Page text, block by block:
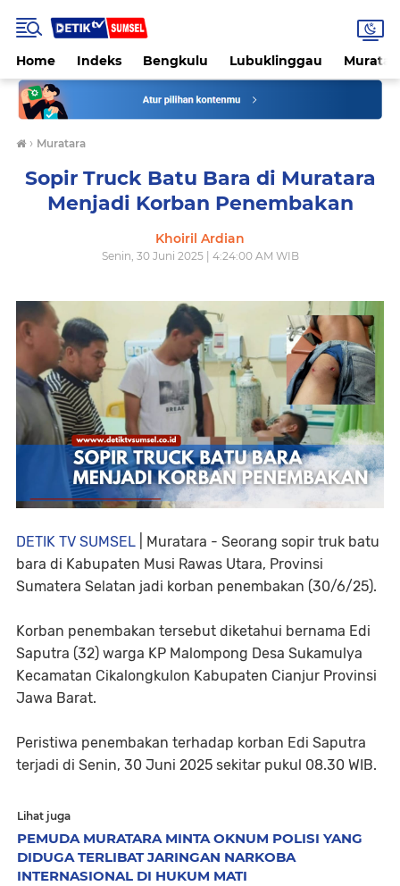
Home Indeks Bengkulu Lubuklinggau
› Muratara
Sopir Truck Batu Bara di Muratara
Menjadi Korban Penembakan
Khoiril Ardian
Senin, 30 Juni 2025 | 4:24:00 AM WIB
DETIK TV SUMSEL | Muratara - Seorang sopir truk batu
bara di Kabupaten Musi Rawas Utara, Provinsi
Sumatera Selatan jadi korban penembakan (30/6/25).
Korban penembakan tersebut diketahui bernama Edi
Saputra (32) warga KP Malompong Desa Sukamulya
Kecamatan Cikalongkulon Kabupaten Cianjur Provinsi
Jawa Barat.
Peristiwa penembakan terhadap korban Edi Saputra
terjadi di Senin, 30 Juni 2025 sekitar pukul 08.30 WIB.
Lihat juga
PEMUDA MURATARA MINTA OKNUM POLISI YANG
DIDUGA TERLIBAT JARINGAN NARKOBA
INTERNASIONAL DI HUKUM MATI